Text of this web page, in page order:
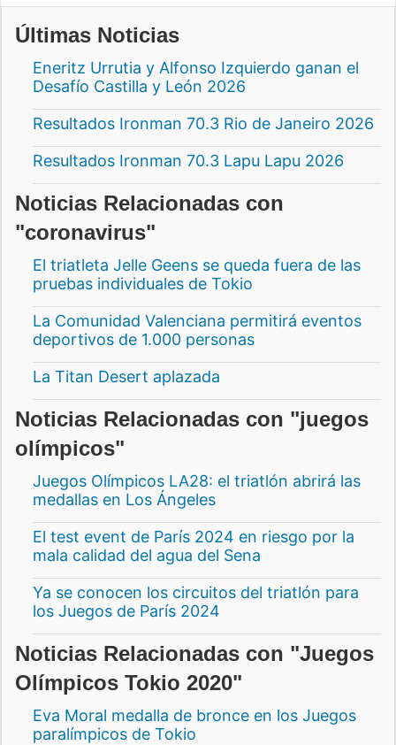
Últimas Noticias
Eneritz Urrutia y Alfonso Izquierdo ganan el
Desafío Castilla y León 2026
Resultados Ironman 70.3 Rio de Janeiro 2026
Resultados Ironman 70.3 Lapu Lapu 2026
Noticias Relacionadas con
"coronavirus"
El triatleta Jelle Geens se queda fuera de las
pruebas individuales de Tokio
La Comunidad Valenciana permitirá eventos
deportivos de 1.000 personas
La Titan Desert aplazada
Noticias Relacionadas con "juegos
olímpicos"
Juegos Olímpicos LA28: el triatlón abrirá las
medallas en Los Ángeles
El test event de París 2024 en riesgo por la
mala calidad del agua del Sena
Ya se conocen los circuitos del triatlón para
los Juegos de París 2024
Noticias Relacionadas con "Juegos
Olímpicos Tokio 2020"
Eva Moral medalla de bronce en los Juegos
paralímpicos de Tokio